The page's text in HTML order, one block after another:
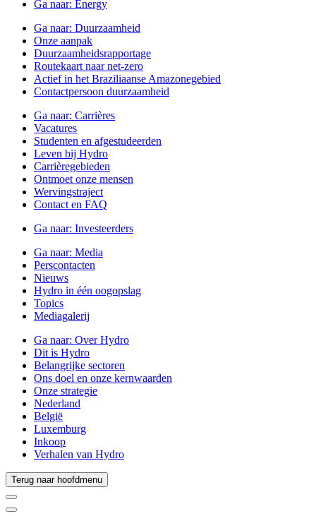
Ga naar: Energy
Ga naar: Duurzaamheid
Onze aanpak
Duurzaamheidsrapportage
Routekaart naar net-zero
Actief in het Braziliaanse Amazonegebied
Contactpersoon duurzaamheid
Ga naar: Carrières
Vacatures
Studenten en afgestudeerden
Leven bij Hydro
Carrièregebieden
Ontmoet onze mensen
Wervingstraject
Contact en FAQ
Ga naar: Investeerders
Ga naar: Media
Perscontacten
Nieuws
Hydro in één oogopslag
Topics
Mediagalerij
Ga naar: Over Hydro
Dit is Hydro
Belangrijke sectoren
Ons doel en onze kernwaarden
Onze strategie
Nederland
België
Luxemburg
Inkoop
Verhalen van Hydro
Terug naar hoofdmenu